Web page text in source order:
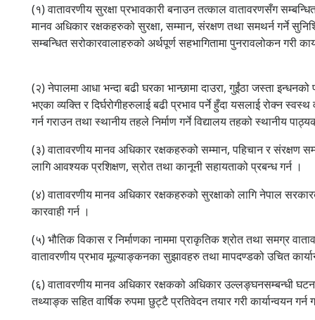
(१) वातावरणीय सुरक्षा प्रभावकारी बनाउन तत्काल वातावरणसँग
मानव अधिकार रक्षकहरुको सुरक्षा, सम्मान, संरक्षण तथा समथर्न गर्ने
सम्बन्धित सरोकारवालाहरुको अर्थपूर्ण सहभागितामा पुनरावलोकन गरी
(२) नेपालमा आधा भन्दा बढी घरका भान्छामा दाउरा, गुईंठा जस्ता
भएका व्यक्ति र दिर्घरोगीहरुलाई बढी प्रभाव पर्ने हुँदा यसलाई रोक्न
गर्न गराउन तथा स्थानीय तहले निर्माण गर्ने विद्यालय तहको स्थानीय
(३) वातावरणीय मानव अधिकार रक्षकहरुको सम्मान, पहिचान र संरक्षण
लागि आवश्यक प्रशिक्षण, स्रोत तथा कानूनी सहायताको प्रबन्ध गर्न ।
(४) वातावरणीय मानव अधिकार रक्षकहरुको सुरक्षाको लागि नेपाल
कारवाही गर्न ।
(५) भौतिक विकास र निर्माणका नाममा प्राकृतिक श्रोत तथा समग्र
वातावरणीय प्रभाव मूल्याङ्कनका सुझावहरु तथा मापदण्डको उचित
(६) वातावरणीय मानव अधिकार रक्षकको अधिकार उल्लङ्घनसम्बन्धी
तथ्याङ्क सहित वार्षिक रुपमा छुट्टै प्रतिवेदन तयार गरी कार्यान्वयन गर्न